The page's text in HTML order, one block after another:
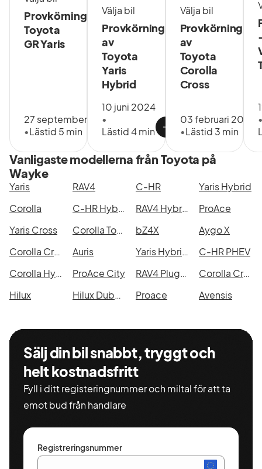
vår
anläggning
direkt eller
läs på vår
Provkörning
Toyota
GR Yaris
27 september 2024
•Lästid 5 min
Välja bil
Provkörning
av
Toyota
Yaris
Hybrid
10 juni 2024
•
Lästid 4 min
Välja bil
Provkörning
av
Toyota
Corolla
Cross
03 februari 2023
•Lästid 3 min
Vanligaste modellerna från Toyota på
Wayke
Yaris RAV4 C-HR
Yaris Hybrid
Corolla
C-HR Hybrid RAV4 Hybrid AWD-i
ProAce
Yaris Cross
Corolla Touring Sports Hybrid bZ4X
Aygo X
Corolla Cross
Auris Yaris Hybrid 115
C-HR PHEV
Corolla Hybrid
ProAce City RAV4 Plug-in Hybrid
Corolla Cross Hybrid AWD-i
Hilux
Hilux Dubbelhytt Proace Avensis
Sälj din bil snabbt, tryggt och
helt kostnadsfritt
Fyll i ditt registeringnummer och miltal för att ta
emot bud från handlare
Registreringsnummer